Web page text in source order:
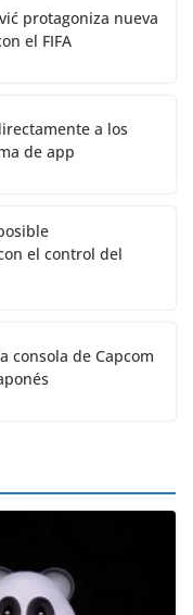
protagoniza nueva
el FIFA
a los
de app
el control del
consola de Capcom